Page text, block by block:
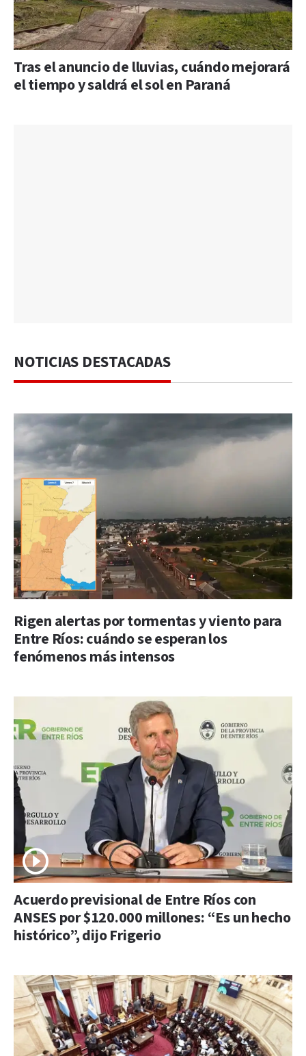
Tras el anuncio de lluvias, cuándo mejorará
el tiempo y saldrá el sol en Paraná
NOTICIAS DESTACADAS
Rigen alertas por tormentas y viento para
Entre Ríos: cuándo se esperan los
fenómenos más intensos
Acuerdo previsional de Entre Ríos con
ANSES por $120.000 millones: “Es un hecho
histórico”, dijo Frigerio